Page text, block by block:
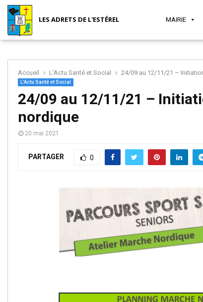
LES ADRETS DE L'ESTÉREL MAIRIE
Accueil L'Actu Santé et Social 24/09 au 12/11/21 –
L'Actu Santé et Social
24/09 au 12/11/21 –
nordique
20 mai 2021
PARTAGER 0
MAIRIESÉCURITÉ
SOCIAL LOCALE